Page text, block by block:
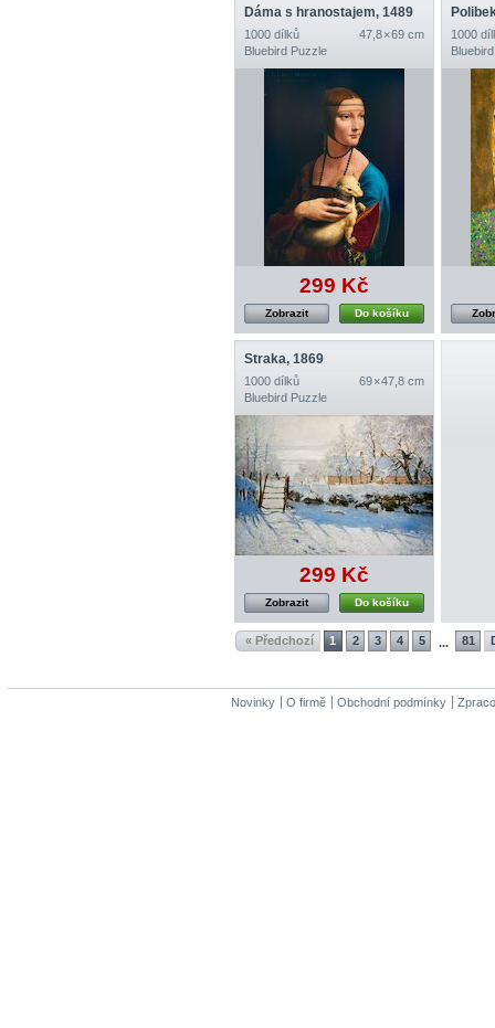
Dáma s hranostajem, 1489
1000 dílků
47,8 × 69 cm
Bluebird Puzzle
299 Kč
Do košíku
Zobrazit
1000
Straka, 1869
1000 dílků
69 × 47,8 cm
Bluebird Puzzle
299 Kč
Do košíku
Zobrazit
« Předchozí 1 2 3 4 5 ... 81
Novinky O firmě Obchodní podmínky